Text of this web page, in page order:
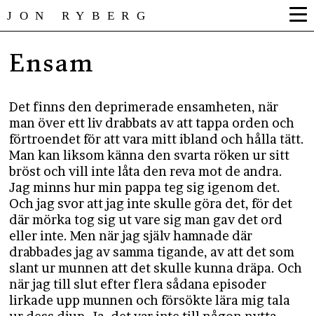
JON RYBERG
Ensam
Det finns den deprimerade ensamheten, när
man över ett liv drabbats av att tappa orden och
förtroendet för att vara mitt ibland och hålla tätt.
Man kan liksom känna den svarta röken ur sitt
bröst och vill inte låta den reva mot de andra.
Jag minns hur min pappa teg sig igenom det.
Och jag svor att jag inte skulle göra det, för det
där mörka tog sig ut vare sig man gav det ord
eller inte. Men när jag själv hamnade där
drabbades jag av samma tigande, av att det som
slant ur munnen att det skulle kunna dräpa. Och
när jag till slut efter flera sådana episoder
lirkade upp munnen och försökte lära mig tala